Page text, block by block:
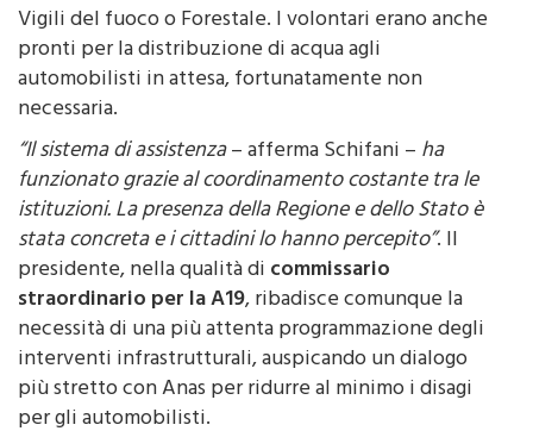
pronti per la distribuzione di acqua agli
automobilisti in attesa, fortunatamente non
necessaria.
“Il sistema di assistenza
funzionato grazie al coordinamento costante tra le
istituzioni. La presenza della Regione e dello Stato è
stata concreta e i cittadini lo hanno percepito”. Il
presidente, nella qualità dicommissario
straordinario per la A19, ribadisce comunque la
necessità di una più attenta programmazione degli
interventi infrastrutturali, auspicando un dialogo
più stretto con Anas per ridurre al minimo i disagi
per gli automobilisti.